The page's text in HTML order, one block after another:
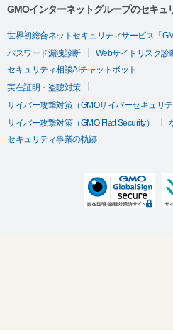
GMOインターネットグループのセキュ
世界初総合ネットセキュリティサービス「
パスワード漏洩診断
Webサイトリスク診
セキュリティ相談AIチャットボット
実在証明・盗聴対策
サイバー攻撃対策（GMOサイバーセキュリテ
サイバー攻撃対策（GMO Flatt Security）
セキュリティ事業の軌跡